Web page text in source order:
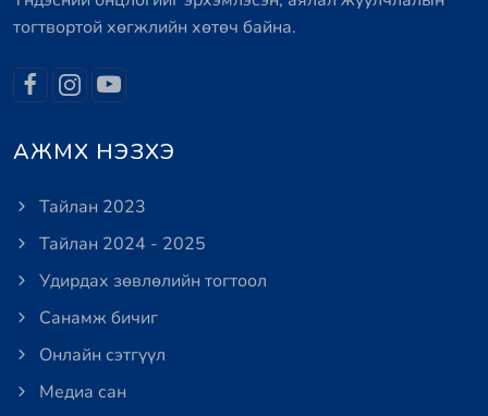
тогтвортой хөгжлийн хөтөч байна.
АЖМХ НЭЗХЭ
Тайлан 2023
Тайлан 2024 - 2025
Удирдах зөвлөлийн тогтоол
Санамж бичиг
Онлайн сэтгүүл
Медиа сан